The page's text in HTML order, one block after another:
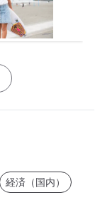
経済（国内）